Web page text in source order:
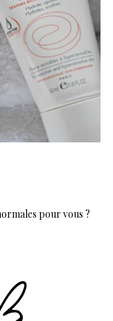
pour vous ?